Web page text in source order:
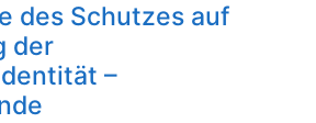
des Schutzes auf
der
–